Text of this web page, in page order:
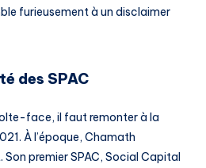
furieusement à un disclaimer
des SPAC
face, il faut remonter à la
À l’époque, Chamath
premier SPAC, Social Capital